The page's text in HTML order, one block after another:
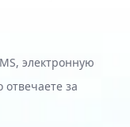
электронную
за